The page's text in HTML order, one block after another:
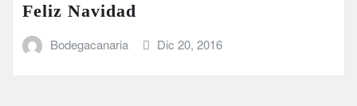
Feliz Navidad
Bodegacanaria Dic 20, 2016